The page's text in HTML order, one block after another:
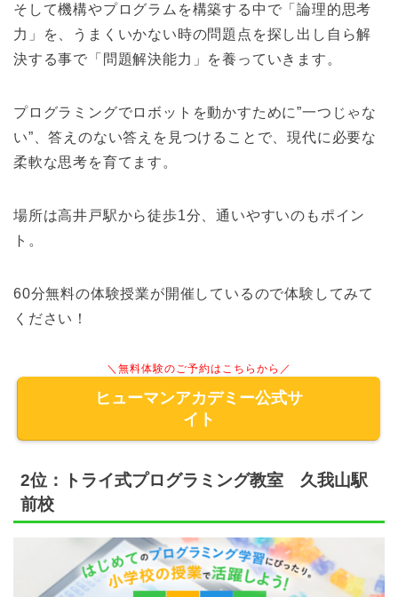
そして機構やプログラムを構築する中で「論理的思考
力」を、うまくいかない時の問題点を探し出し自ら解
決する事で「問題解決能力」を養っていきます。
プログラミングでロボットを動かすために”一つじゃな
い”、答えのない答えを見つけることで、現代に必要な
柔軟な思考を育てます。
場所は高井戸駅から徒歩1分、通いやすいのもポイン
ト。
60分無料の体験授業が開催しているので体験してみて
ください！
＼無料体験のご予約はこちらから／
ヒューマンアカデミー公式サ
イト
2位：トライ式プログラミング教室 久我山駅
前校